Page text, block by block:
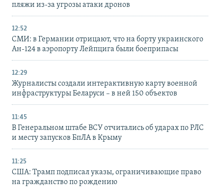
пляжи из-за угрозы атаки дронов
12:52
СМИ: в Германии отрицают, что на борту украинского
Ан-124 в аэропорту Лейпцига были боеприпасы
12:29
Журналисты создали интерактивную карту военной
инфраструктуры Беларуси – в ней 150 объектов
11:45
В Генеральном штабе ВСУ отчитались об ударах по РЛС
и месту запусков БпЛА в Крыму
11:25
США: Трамп подписал указы, ограничивающие право
на гражданство по рождению